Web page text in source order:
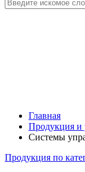
Главная
Продукция и
Системы
Продукция по